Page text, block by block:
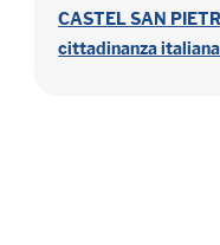
CASTEL SAN
cittadinanza